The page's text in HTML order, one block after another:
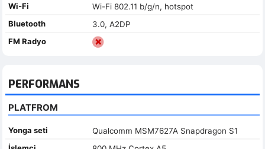
Wi-Fi
Wi-Fi 802.11 b/g/n, hotspot
Bluetooth
3.0, A2DP
FM Radyo
PERFORMANS
PLATFROM
Yonga seti
Qualcomm MSM7627A Snapdragon S1